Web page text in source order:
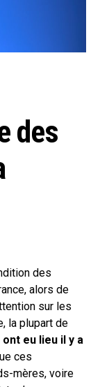
des
des
alors de
sur les
la plupart de
eu lieu il y a
ces
mères, voire